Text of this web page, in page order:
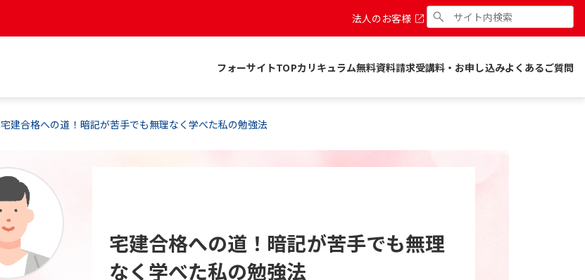
法人のお客様
フォーサイトTOPカリキュラム無料資料請求受講料・お申し込みよくあるご質問
宅建合格への道！暗記が苦手でも無理なく学べた私の勉強法
宅建合格への道！暗記が苦手でも無理
なく学べた私の勉強法